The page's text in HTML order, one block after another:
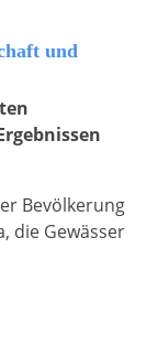
und
Bevölkerung
die Gewässer